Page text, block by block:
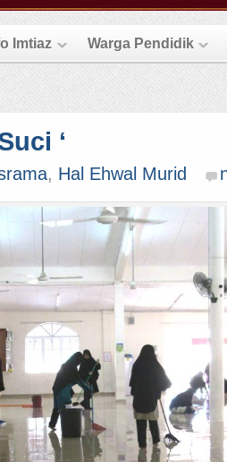
Imtiaz Warga Pendidik
‘
, Hal Ehwal Murid